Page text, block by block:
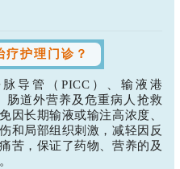
疗护理门诊？
导管（PICC）、输液港
肠道外营养及危重病人抢救
因长期输液或输注高浓度、
和局部组织刺激，减轻因反
苦，保证了药物、营养的及